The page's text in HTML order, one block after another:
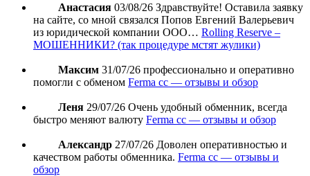
Анастасия 03/08/26 Здравствуйте! Оставила заявку
на сайте, со мной связался Попов Евгений Валерьевич
из юридической компании ООО… Rolling Reserve –
МОШЕННИКИ? (так процедуре мстят жулики)
Максим 31/07/26 профессионально и оперативно
помогли с обменом Ferma cc — отзывы и обзор
Леня 29/07/26 Очень удобный обменник, всегда
быстро меняют валюту Ferma cc — отзывы и обзор
Александр 27/07/26 Доволен оперативностью и
качеством работы обменника. Ferma cc — отзывы и
обзор